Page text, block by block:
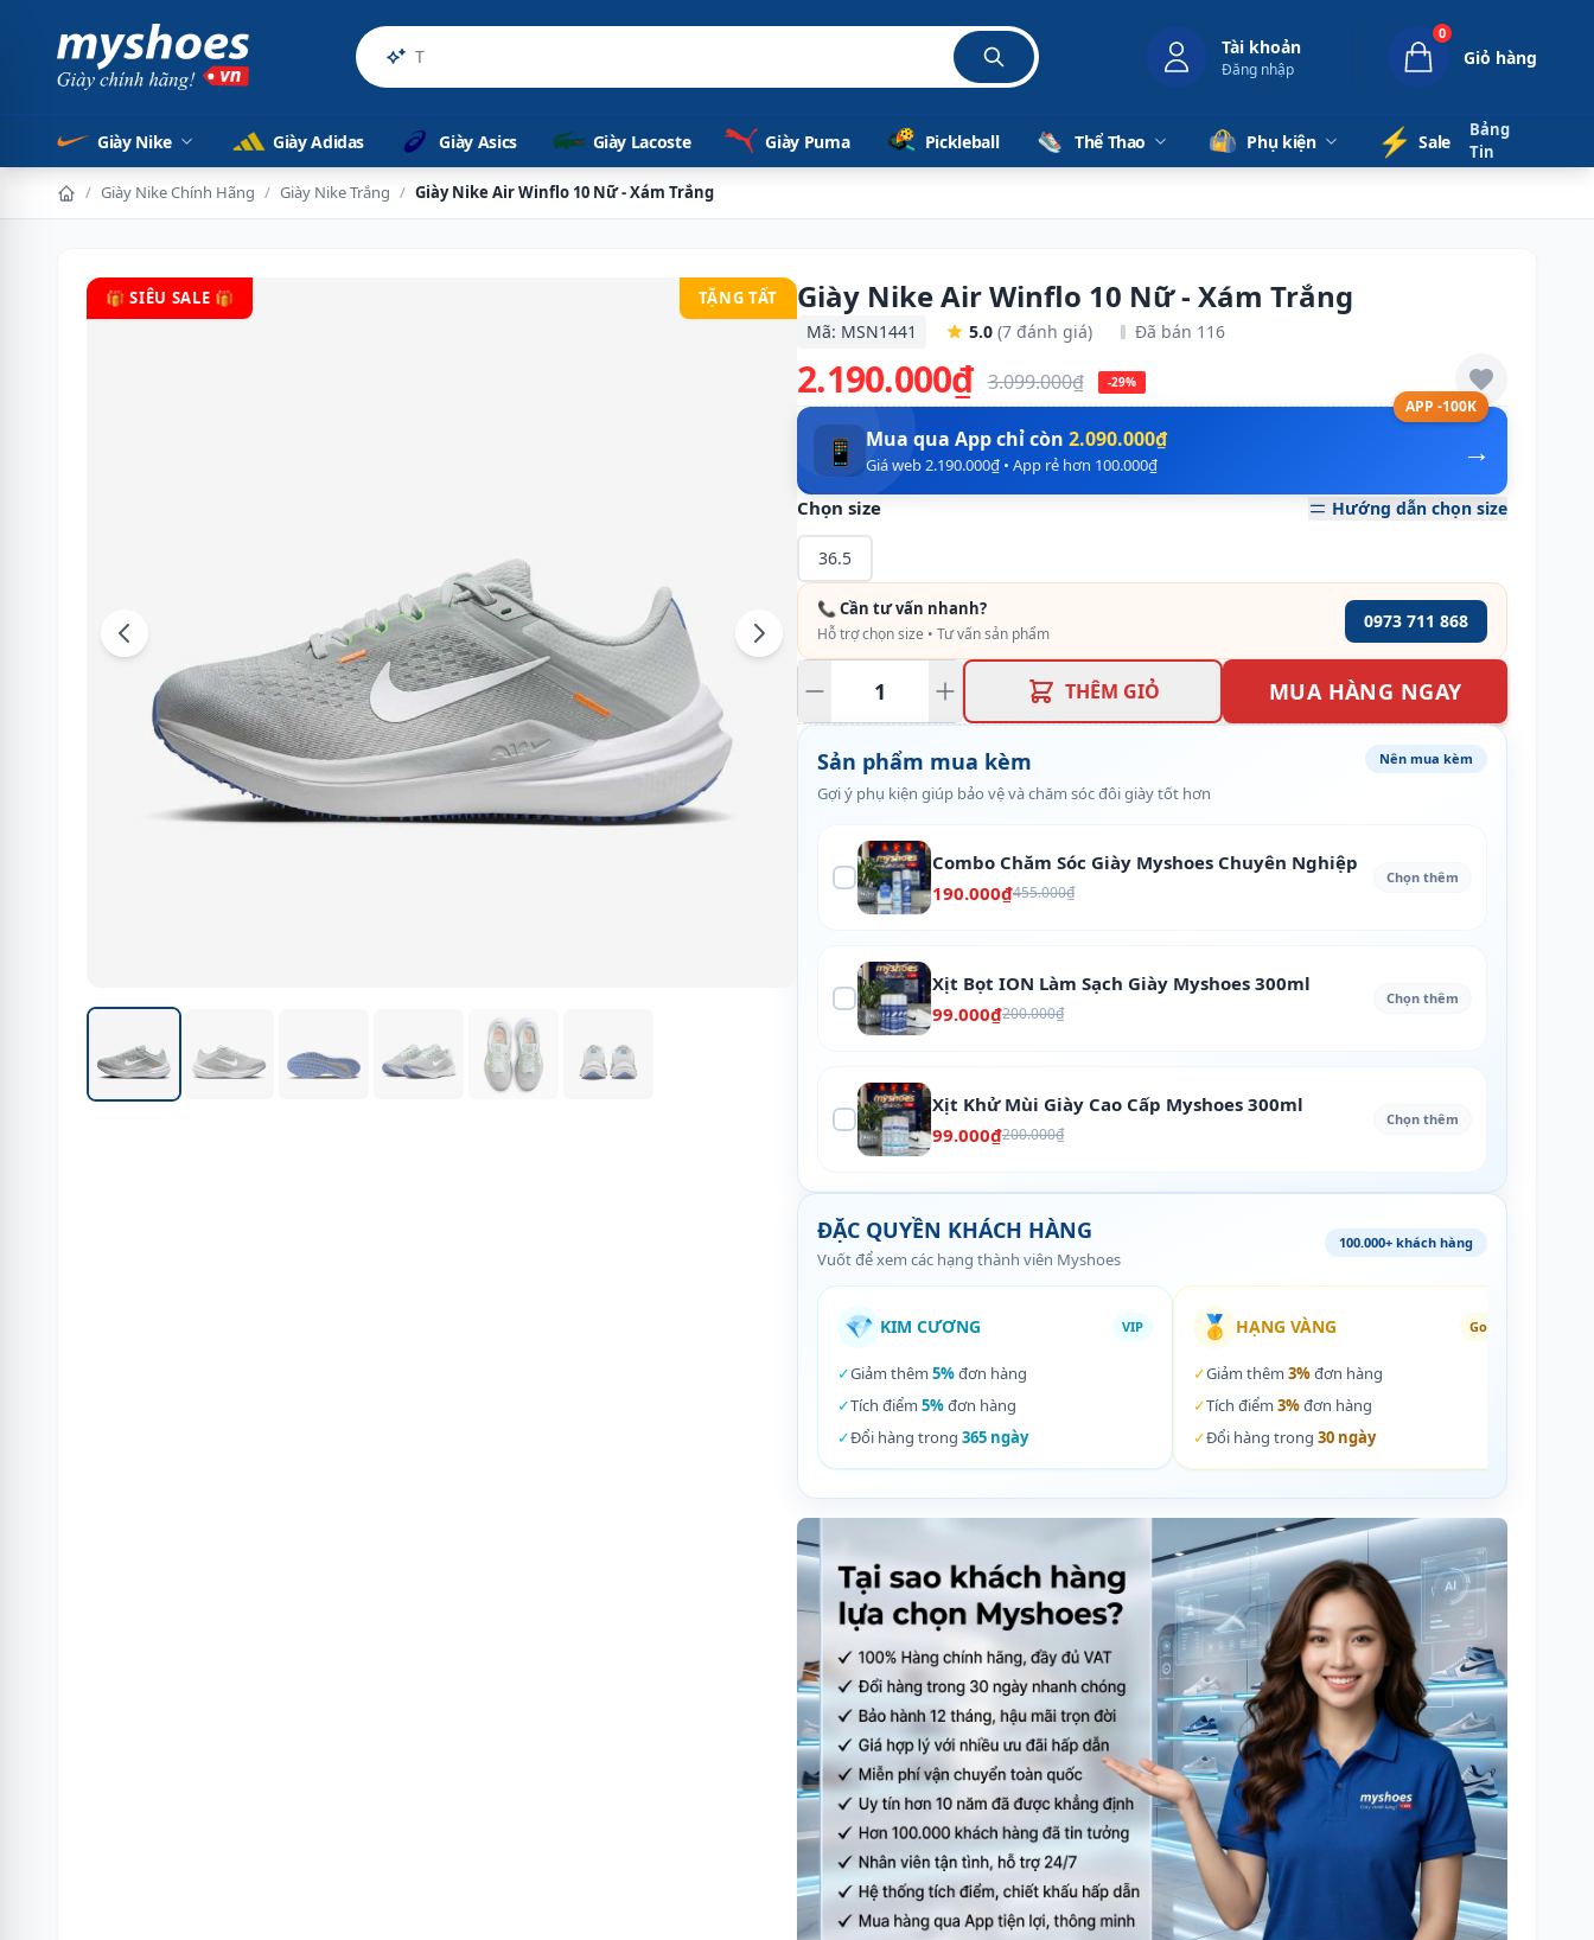
Sản phẩm Tài khoản
Đăng nhập
0
Giỏ hàng
Giày Nike Giày Adidas Giày Asics Giày Lacoste Giày Puma Pickleball Thể Thao Phụ kiện ⚡️ Sale
Bảng
Tin
/ Giày Nike Chính Hãng / Giày Nike Trắng / Giày Nike Air Winflo 10 Nữ - Xám Trắng
🎁 SIÊU SALE 🎁 TẶNG TẤT Giày Nike Air Winflo 10 Nữ - Xám Trắng
Mã: MSN1441 5.0 (7 đánh giá) Đã bán 116
2.190.000₫ 3.099.000₫ -29%
APP -100K
→
📱 Mua qua App chỉ còn 2.090.000₫
Giá web 2.190.000₫ • App rẻ hơn 100.000₫
Chọn size Hướng dẫn chọn size
36.5
📞 Cần tư vấn nhanh?
Hỗ trợ chọn size • Tư vấn sản phẩm
0973 711 868
THÊM GIỎ MUA HÀNG NGAY
Sản phẩm mua kèm
Gợi ý phụ kiện giúp bảo vệ và chăm sóc đôi giày tốt hơn
Nên mua kèm
Combo Chăm Sóc Giày Myshoes Chuyên Nghiệp
190.000₫455.000₫
Chọn thêm
Xịt Bọt ION Làm Sạch Giày Myshoes 300ml
99.000₫200.000₫
Chọn thêm
Xịt Khử Mùi Giày Cao Cấp Myshoes 300ml
99.000₫200.000₫
Chọn thêm
ĐẶC QUYỀN KHÁCH HÀNG
Vuốt để xem các hạng thành viên Myshoes
100.000+ khách hàng
💎 KIM CƯƠNG VIP
✓Giảm thêm 5%đơn hàng
✓Tích điểm 5%đơn hàng
✓Đổi hàng trong 365 ngày
🥇 HẠNG VÀNG Gold
✓Giảm thêm 3%đơn hàng
✓Tích điểm 3%đơn hàng
✓Đổi hàng trong 30 ngày